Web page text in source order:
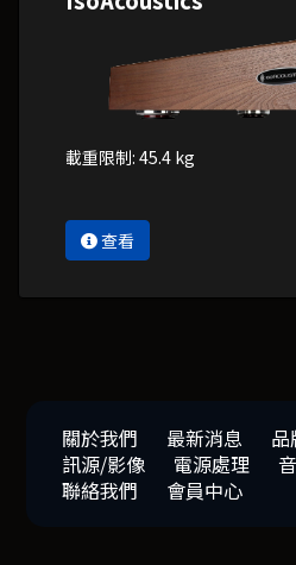
載重限制: 45.4 kg
查看
關於我們 最新消息 品
訊源/影像
電源處理
聯絡我們
會員中心